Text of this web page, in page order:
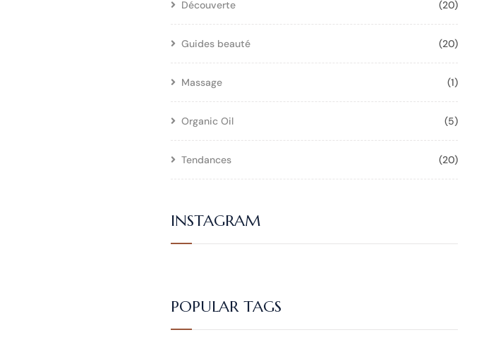
Découverte (20)
Guides beauté (20)
Massage (1)
Organic Oil (5)
Tendances (20)
INSTAGRAM
POPULAR TAGS